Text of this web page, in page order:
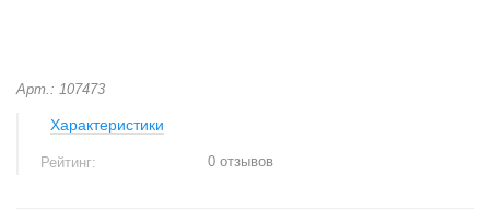
Арт.: 107473
Характеристики
Рейтинг: 0 отзывов